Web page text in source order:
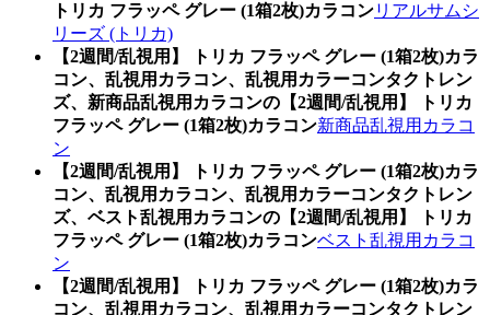
トリカ フラッペ グレー (1箱2枚)カラコンリアルサムシ
リーズ (トリカ)
【2週間/乱視用】 トリカ フラッペ グレー (1箱2枚)カラ
コン、乱視用カラコン、乱視用カラーコンタクトレン
ズ、新商品乱視用カラコンの【2週間/乱視用】 トリカ
フラッペ グレー (1箱2枚)カラコン新商品乱視用カラコ
ン
【2週間/乱視用】 トリカ フラッペ グレー (1箱2枚)カラ
コン、乱視用カラコン、乱視用カラーコンタクトレン
ズ、ベスト乱視用カラコンの【2週間/乱視用】 トリカ
フラッペ グレー (1箱2枚)カラコンベスト乱視用カラコ
ン
【2週間/乱視用】 トリカ フラッペ グレー (1箱2枚)カラ
コン、乱視用カラコン、乱視用カラーコンタクトレン